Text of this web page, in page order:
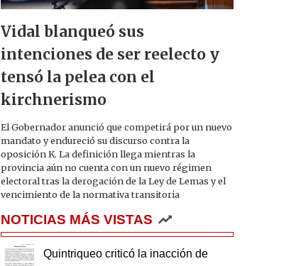
Vidal blanqueó sus
intenciones de ser reelecto y
tensó la pelea con el
kirchnerismo
El Gobernador anunció que competirá por un nuevo
mandato y endureció su discurso contra la
oposición K. La definición llega mientras la
provincia aún no cuenta con un nuevo régimen
electoral tras la derogación de la Ley de Lemas y el
vencimiento de la normativa transitoria
NOTICIAS MÁS VISTAS
Quintriqueo criticó la inacción de